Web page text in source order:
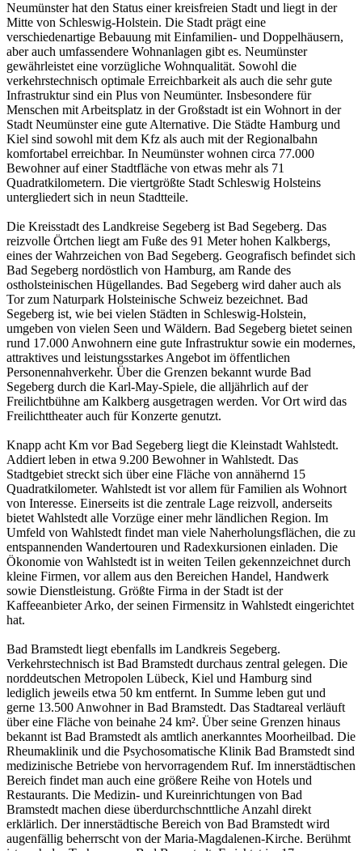
Neumünster hat den Status einer kreisfreien Stadt und liegt in der
Mitte von Schleswig-Holstein. Die Stadt prägt eine
verschiedenartige Bebauung mit Einfamilien- und Doppelhäusern,
aber auch umfassendere Wohnanlagen gibt es. Neumünster
gewährleistet eine vorzügliche Wohnqualität. Sowohl die
verkehrstechnisch optimale Erreichbarkeit als auch die sehr gute
Infrastruktur sind ein Plus von Neumünter. Insbesondere für
Menschen mit Arbeitsplatz in der Großstadt ist ein Wohnort in der
Stadt Neumünster eine gute Alternative. Die Städte Hamburg und
Kiel sind sowohl mit dem Kfz als auch mit der Regionalbahn
komfortabel erreichbar. In Neumünster wohnen circa 77.000
Bewohner auf einer Stadtfläche von etwas mehr als 71
Quadratkilometern. Die viertgrößte Stadt Schleswig Holsteins
untergliedert sich in neun Stadtteile.
Die Kreisstadt des Landkreise Segeberg ist Bad Segeberg. Das
reizvolle Örtchen liegt am Fuße des 91 Meter hohen Kalkbergs,
eines der Wahrzeichen von Bad Segeberg. Geografisch befindet sich
Bad Segeberg nordöstlich von Hamburg, am Rande des
ostholsteinischen Hügellandes. Bad Segeberg wird daher auch als
Tor zum Naturpark Holsteinische Schweiz bezeichnet. Bad
Segeberg ist, wie bei vielen Städten in Schleswig-Holstein,
umgeben von vielen Seen und Wäldern. Bad Segeberg bietet seinen
rund 17.000 Anwohnern eine gute Infrastruktur sowie ein modernes,
attraktives und leistungsstarkes Angebot im öffentlichen
Personennahverkehr. Über die Grenzen bekannt wurde Bad
Segeberg durch die Karl-May-Spiele, die alljährlich auf der
Freilichtbühne am Kalkberg ausgetragen werden. Vor Ort wird das
Freilichttheater auch für Konzerte genutzt.
Knapp acht Km vor Bad Segeberg liegt die Kleinstadt Wahlstedt.
Addiert leben in etwa 9.200 Bewohner in Wahlstedt. Das
Stadtgebiet streckt sich über eine Fläche von annähernd 15
Quadratkilometer. Wahlstedt ist vor allem für Familien als Wohnort
von Interesse. Einerseits ist die zentrale Lage reizvoll, anderseits
bietet Wahlstedt alle Vorzüge einer mehr ländlichen Region. Im
Umfeld von Wahlstedt findet man viele Naherholungsflächen, die zu
entspannenden Wandertouren und Radexkursionen einladen. Die
Ökonomie von Wahlstedt ist in weiten Teilen gekennzeichnet durch
kleine Firmen, vor allem aus den Bereichen Handel, Handwerk
sowie Dienstleistung. Größte Firma in der Stadt ist der
Kaffeeanbieter Arko, der seinen Firmensitz in Wahlstedt eingerichtet
hat.
Bad Bramstedt liegt ebenfalls im Landkreis Segeberg.
Verkehrstechnisch ist Bad Bramstedt durchaus zentral gelegen. Die
norddeutschen Metropolen Lübeck, Kiel und Hamburg sind
lediglich jeweils etwa 50 km entfernt. In Summe leben gut und
gerne 13.500 Anwohner in Bad Bramstedt. Das Stadtareal verläuft
über eine Fläche von beinahe 24 km². Über seine Grenzen hinaus
bekannt ist Bad Bramstedt als amtlich anerkanntes Moorheilbad. Die
Rheumaklinik und die Psychosomatische Klinik Bad Bramstedt sind
medizinische Betriebe von hervorragendem Ruf. Im innerstädtischen
Bereich findet man auch eine größere Reihe von Hotels und
Restaurants. Die Medizin- und Kureinrichtungen von Bad
Bramstedt machen diese überdurchschnttliche Anzahl direkt
erklärlich. Der innerstädtische Bereich von Bad Bramstedt wird
augenfällig beherrscht von der Maria-Magdalenen-Kirche. Berühmt